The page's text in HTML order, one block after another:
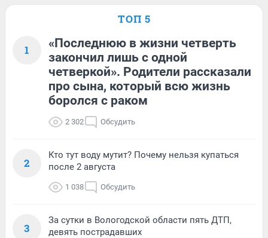
ТОП 5
1
«Последнюю в жизни четверть
закончил лишь с одной
четверкой». Родители рассказали
про сына, который всю жизнь
боролся с раком
2 302 Обсудить
2
Кто тут воду мутит? Почему нельзя купаться
после 2 августа
1 038 Обсудить
3
За сутки в Вологодской области пять ДТП,
девять пострадавших